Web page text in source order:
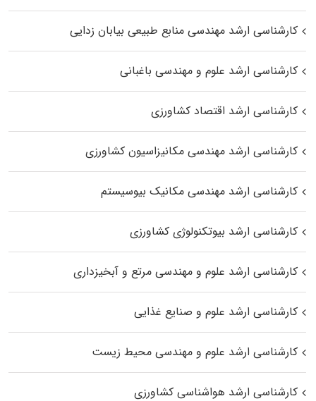
کارشناسی ارشد مهندسی منابع طبیعی بیابان زدایی
کارشناسی ارشد علوم و مهندسی باغبانی
کارشناسی ارشد اقتصاد کشاورزی
کارشناسی ارشد مهندسی مکانیزاسیون کشاورزی
کارشناسی ارشد مهندسی مکانیک بیوسیستم
کارشناسی ارشد بیوتکنولوژی کشاورزی
کارشناسی ارشد علوم و مهندسی مرتع و آبخیزداری
کارشناسی ارشد علوم و صنایع غذایی
کارشناسی ارشد علوم و مهندسی محیط زیست
کارشناسی ارشد هواشناسی کشاورزی